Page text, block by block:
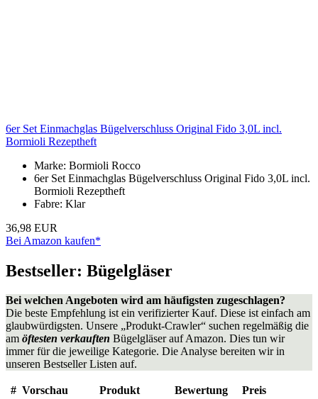
6er Set Einmachglas Bügelverschluss Original Fido 3,0L incl.
Bormioli Rezeptheft
Marke: Bormioli Rocco
6er Set Einmachglas Bügelverschluss Original Fido 3,0L incl.
Bormioli Rezeptheft
Fabre: Klar
36,98 EUR
Bei Amazon kaufen*
Bestseller: Bügelgläser
Bei welchen Angeboten wird am häufigsten zugeschlagen?
Die beste Empfehlung ist ein verifizierter Kauf. Diese ist einfach am
glaubwürdigsten. Unsere „Produkt-Crawler“ suchen regelmäßig die
am öftesten verkauften Bügelgläser auf Amazon. Dies tun wir
immer für die jeweilige Kategorie. Die Analyse bereiten wir in
unseren Bestseller Listen auf.
# Vorschau Produkt Bewertung Preis